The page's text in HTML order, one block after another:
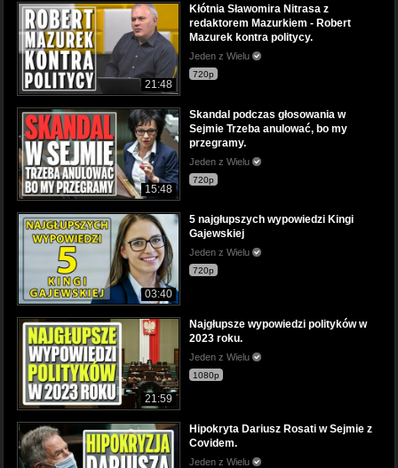
21:48
Kłótnia Sławomira Nitrasa z
redaktorem Mazurkiem - Robert
Mazurek kontra politycy.
Jeden z Wielu
720p
15:48
Skandal podczas głosowania w
Sejmie Trzeba anulować, bo my
przegramy.
Jeden z Wielu
720p
03:40
5 najgłupszych wypowiedzi Kingi
Gajewskiej
Jeden z Wielu
720p
21:59
Najgłupsze wypowiedzi polityków w
2023 roku.
Jeden z Wielu
1080p
Hipokryta Dariusz Rosati w Sejmie z
Covidem.
Jeden z Wielu